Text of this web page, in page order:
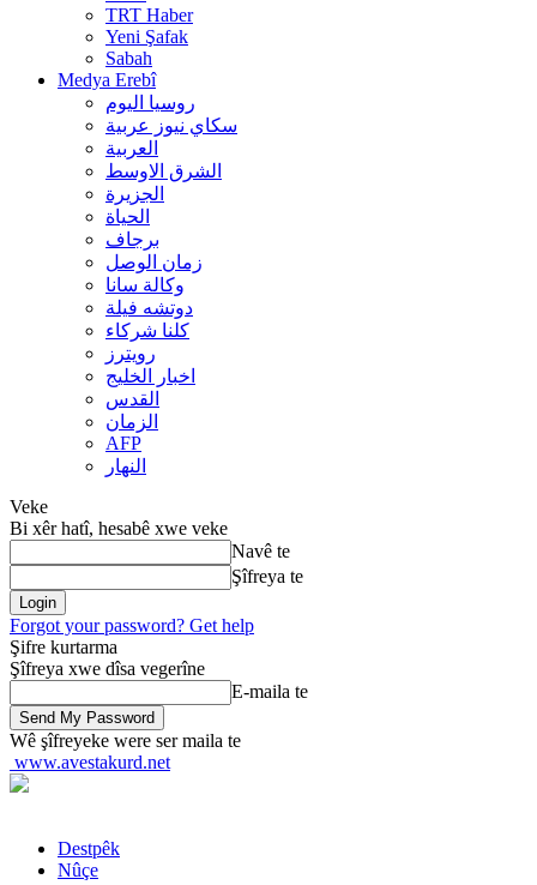
TRT Haber
Yeni Şafak
Sabah
Medya Erebî
روسیا الیوم
سكاي نيوز عربية
العربية
الشرق الاوسط
الجزيرة
الحیاة
برجاف
زمان الوصل
وکالة سانا
دوتشه فیلة
کلنا شرکاء
رويترز
اخبار الخلیج
القدس
الزمان
AFP
النهار
Veke
Bi xêr hatî, hesabê xwe veke
Navê te
Şîfreya te
Forgot your password? Get help
Şifre kurtarma
Şîfreya xwe dîsa vegerîne
E-maila te
Wê şîfreyeke were ser maila te
www.avestakurd.net
Destpêk
Nûçe